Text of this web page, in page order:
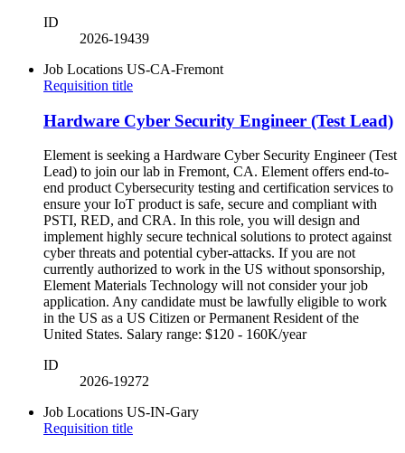
ID
2026-19439
Job Locations US-CA-Fremont
Requisition title
Hardware Cyber Security Engineer (Test Lead)
Element is seeking a Hardware Cyber Security Engineer (Test
Lead) to join our lab in Fremont, CA. Element offers end-to-
end product Cybersecurity testing and certification services to
ensure your IoT product is safe, secure and compliant with
PSTI, RED, and CRA. In this role, you will design and
implement highly secure technical solutions to protect against
cyber threats and potential cyber-attacks. If you are not
currently authorized to work in the US without sponsorship,
Element Materials Technology will not consider your job
application. Any candidate must be lawfully eligible to work
in the US as a US Citizen or Permanent Resident of the
United States. Salary range: $120 - 160K/year
ID
2026-19272
Job Locations US-IN-Gary
Requisition title